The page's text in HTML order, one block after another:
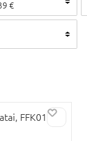
€
FFK0121-